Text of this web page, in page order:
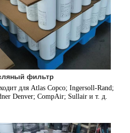
фильтр
для Atlas Copco; Ingersoll-Rand;
Denver; CompAir; Sullair и т. д.